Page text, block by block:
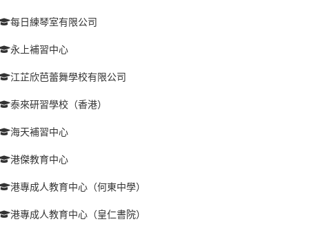
每日練琴室有限公司
永上補習中心
江芷欣芭蕾舞學校有限公司
泰來研習學校（香港）
海天補習中心
港傑教育中心
港專成人教育中心（何東中學）
港專成人教育中心（皇仁書院）